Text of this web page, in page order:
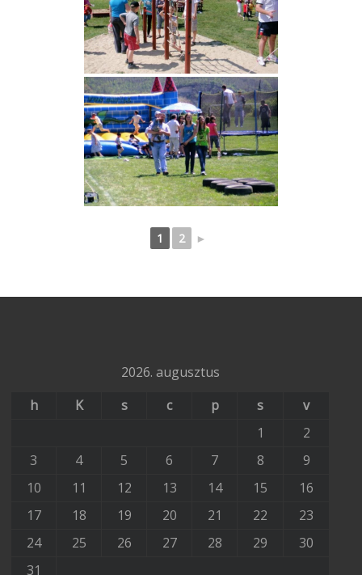
1 2 ►
2026. augusztus
h
K s c p s
v
1
2
3
4 5 6 7 8
9
10
11 12 13 14 15
16
17
18 19 20 21 22
23
24
25 26 27 28 29
30
31